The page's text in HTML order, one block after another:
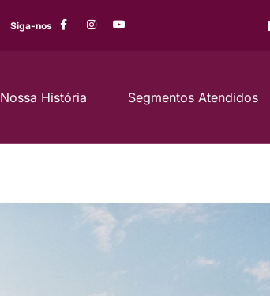
Siga-nos
Nossa História Segmentos Atendidos